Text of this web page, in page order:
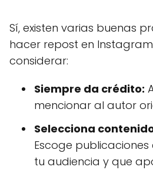
Sí, existen varias buenas
hacer repost en
considerar:
Siempre da crédito:
mencionar al autor
Selecciona
Escoge
tu audiencia y que